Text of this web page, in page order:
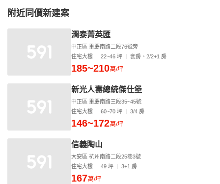
附近同價新建案
潤泰菁英匯
中正區 重慶南路二段76號旁
住宅大樓
22~46 坪 套房、2/2+1 房
185~210萬/坪
新光人壽總統傑仕堡
中正區 重慶南路三段35~45號
住宅大樓
60~70 坪 3/4 房
146~172萬/坪
信義陶山
大安區 杭州南路二段25巷3號
住宅大樓
49 坪 3+1 房
167萬/坪